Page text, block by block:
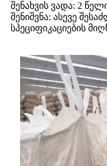
შენახვის ვადა: 2
შენიშვნა: ასევე
სპეციფიკაციების